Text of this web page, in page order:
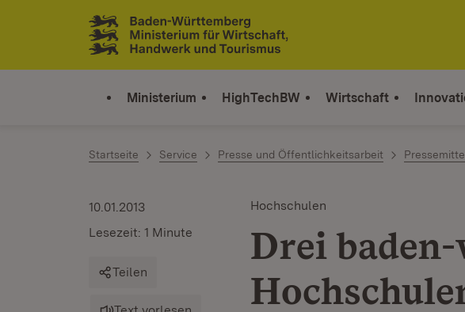
Zum Inhalt springen
Link zur Startseite
Ministerium HighTechBW Wirtschaft
Startseite Service Presse und Öffentlichkeitsarbeit
Hochschulen
Drei
10.01.2013
Lesezeit: 1 Minute
Teilen